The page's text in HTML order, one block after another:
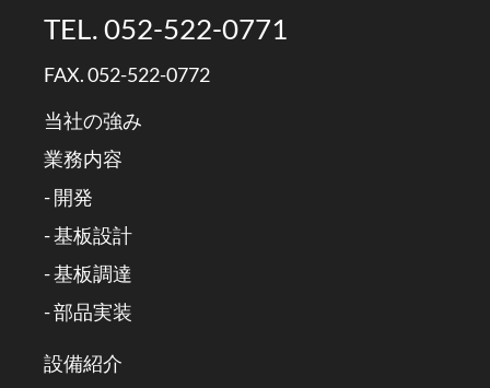
TEL. 052-522-0771
FAX. 052-522-0772
当社の強み
業務内容
- 開発
- 基板設計
- 基板調達
- 部品実装
設備紹介